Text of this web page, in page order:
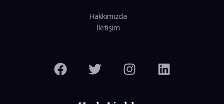
Hakkımızda
İletişim